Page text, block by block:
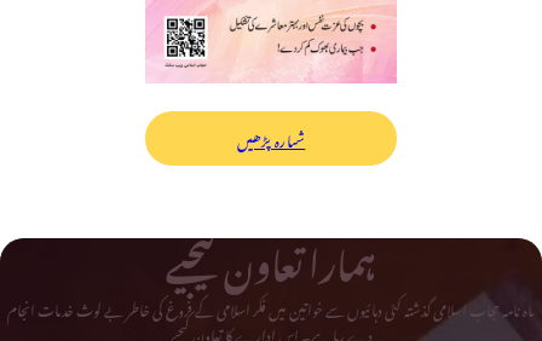
شمارہ پڑھیں
ہمارا تعاون کیجیے
ماہ نامہ حجاب اسلامی گذشتہ کئی دہائیوں سے خواتین میں فکر اسلامی کے فروغ کی خاطر بے لوث خدمات انجام
دے رہا ہے۔ اس ادارے کا تعاون کیجیے